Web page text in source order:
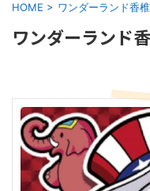
HOME > ワンダーランド香
ワンダーランド